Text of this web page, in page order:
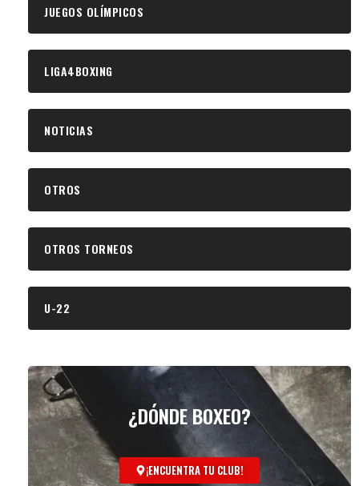
JUEGOS OLÍMPICOS
LIGA4BOXING
NOTICIAS
OTROS
OTROS TORNEOS
U-22
¿DÓNDE BOXEO?
¡ENCUENTRA TU CLUB!